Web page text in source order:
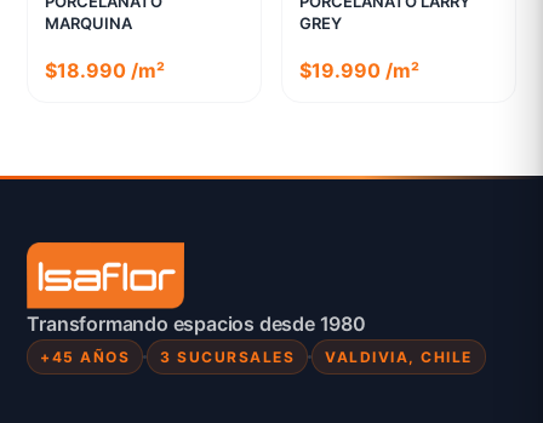
MARQUINA
$18.990 /m²
GREY
$19.990 /m²
Transformando espacios desde 1980
+45 AÑOS 3 SUCURSALES VALDIVIA, CHILE